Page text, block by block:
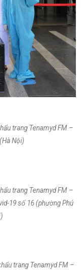
trang Tenamyd FM –
Nội)
trang Tenamyd FM –
19 số 16 (phường Phú
trang Tenamyd FM –